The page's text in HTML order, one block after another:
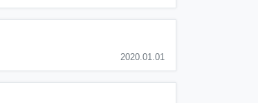
2020.01.01